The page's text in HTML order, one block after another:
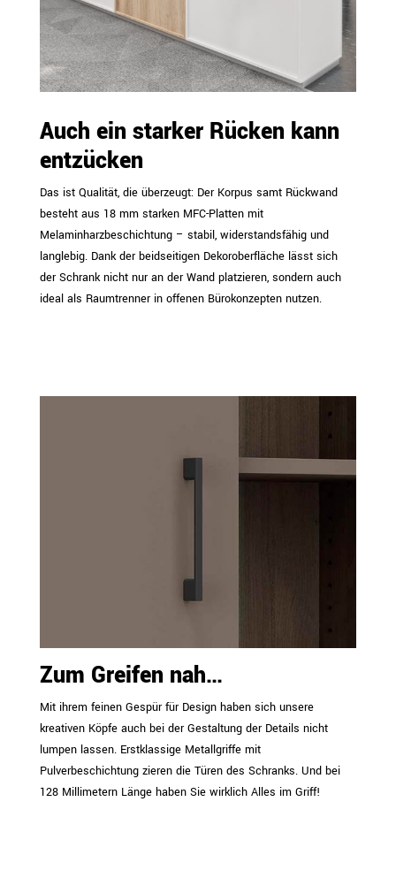
Auch ein starker Rücken kann
entzücken
Das ist Qualität, die überzeugt: Der Korpus samt Rückwand
besteht aus 18 mm starken MFC-Platten mit
Melaminharzbeschichtung – stabil, widerstandsfähig und
langlebig. Dank der beidseitigen Dekoroberfläche lässt sich
der Schrank nicht nur an der Wand platzieren, sondern auch
ideal als Raumtrenner in offenen Bürokonzepten nutzen.
Zum Greifen nah…
Mit ihrem feinen Gespür für Design haben sich unsere
kreativen Köpfe auch bei der Gestaltung der Details nicht
lumpen lassen. Erstklassige Metallgriffe mit
Pulverbeschichtung zieren die Türen des Schranks. Und bei
128 Millimetern Länge haben Sie wirklich Alles im Griff!